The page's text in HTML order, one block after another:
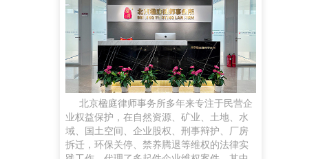
北京楹庭律师事务所多年来专注于民营企
业权益保护，在自然资源、矿业、土地、水
域、国土空间、企业股权、刑事辩护、厂房
拆迁，环保关停、禁养腾退等维权的法律实
任黎明
律师
手机号：
政企磋商、商事谈判、企业常法、投融资咨询服务及民商事诉讼等
贡梦
执业律师
手机号：
合同纠纷、婚姻家事、侵权纠纷、劳动争议案件，并对公司股权争议、合伙企业解散与清算